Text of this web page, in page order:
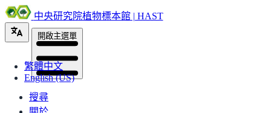
中央研究院植物標本館 | HAST
繁體中文
English (US)
開啟主選單
搜尋